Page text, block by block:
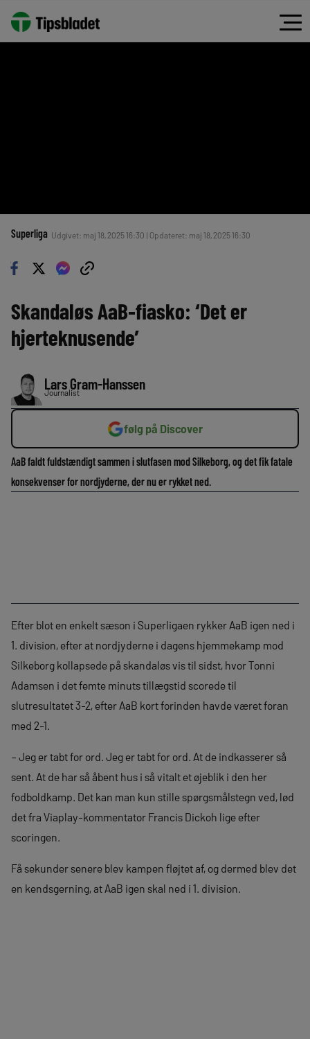
Superliga Udgivet: maj 18, 2025 16:30 | Opdateret: maj 18, 2025 16:30
Skandaløs AaB-fiasko: ‘Det er
hjerteknusende’
Lars Gram-Hanssen
Journalist
følg på Discover
AaB faldt fuldstændigt sammen i slutfasen mod Silkeborg, og det fik fatale
konsekvenser for nordjyderne, der nu er rykket ned.
Efter blot en enkelt sæson i Superligaen rykker AaB igen ned i
1. division, efter at nordjyderne i dagens hjemmekamp mod
Silkeborg kollapsede på skandaløs vis til sidst, hvor Tonni
Adamsen i det femte minuts tillægstid scorede til
slutresultatet 3-2, efter AaB kort forinden havde været foran
med 2-1.
– Jeg er tabt for ord. Jeg er tabt for ord. At de indkasserer så
sent. At de har så åbent hus i så vitalt et øjeblik i den her
fodboldkamp. Det kan man kun stille spørgsmålstegn ved, lød
det fra Viaplay-kommentator Francis Dickoh lige efter
scoringen.
Få sekunder senere blev kampen fløjtet af, og dermed blev det
en kendsgerning, at AaB igen skal ned i 1. division.